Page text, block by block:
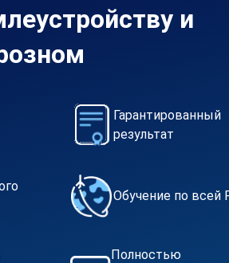
и
Гарантированный
результат
Обучение по всей
Полностью